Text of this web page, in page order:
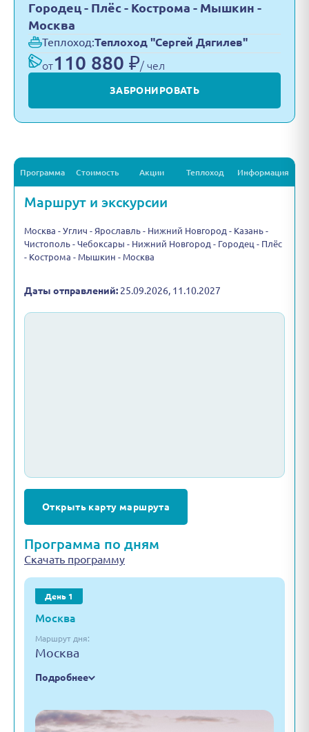
Городец - Плёс - Кострома - Мышкин -
Москва
Теплоход:Теплоход "Сергей Дягилев"
от110 880 ₽/ чел
ЗАБРОНИРОВАТЬ
Программа Стоимость Акции Теплоход Информация
Маршрут и экскурсии
Москва - Углич - Ярославль - Нижний Новгород - Казань -
Чистополь - Чебоксары - Нижний Новгород - Городец - Плёс
- Кострома - Мышкин - Москва
Даты отправлений: 25.09.2026, 11.10.2027
Открыть карту маршрута
Программа по дням
Скачать программу
День 1
Москва
Маршрут дня:
Москва
Подробнее